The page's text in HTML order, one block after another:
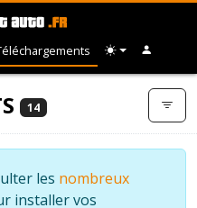
14
les nombreux
installer vos